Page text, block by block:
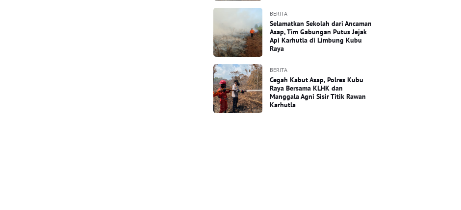
BERITA
Selamatkan Sekolah dari Ancaman
Asap, Tim Gabungan Putus Jejak
Api Karhutla di Limbung Kubu
Raya
BERITA
Cegah Kabut Asap, Polres Kubu
Raya Bersama KLHK dan
Manggala Agni Sisir Titik Rawan
Karhutla